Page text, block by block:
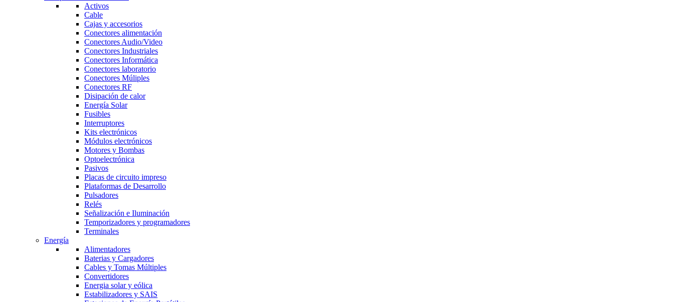
Activos
Cable
Cajas y accesorios
Conectores alimentación
Conectores Audio/Video
Conectores Industriales
Conectores Informática
Conectores laboratorio
Conectores Múliples
Conectores RF
Disipación de calor
Energía Solar
Fusibles
Interruptores
Kits electrónicos
Módulos electrónicos
Motores y Bombas
Optoelectrónica
Pasivos
Placas de circuito impreso
Plataformas de Desarrollo
Pulsadores
Relés
Señalización e Iluminación
Temporizadores y programadores
Terminales
Energía
Alimentadores
Baterias y Cargadores
Cables y Tomas Múltiples
Convertidores
Energia solar y eólica
Estabilizadores y SAIS